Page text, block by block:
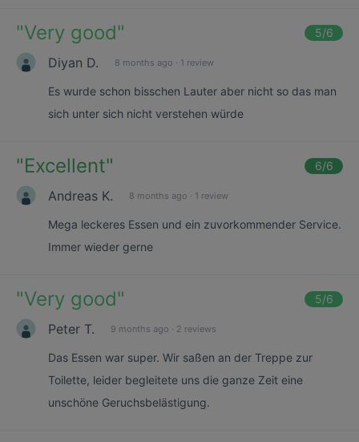
"Very good" 5/6
Diyan D. 8 months ago · 1 review
Es wurde schon bisschen Lauter aber nicht so das man
sich unter sich nicht verstehen würde
"Excellent" 6/6
Andreas K. 8 months ago · 1 review
Mega leckeres Essen und ein zuvorkommender Service.
Immer wieder gerne
"Very good" 5/6
Peter T. 9 months ago · 2 reviews
Das Essen war super. Wir saßen an der Treppe zur
Toilette, leider begleitete uns die ganze Zeit eine
unschöne Geruchsbelästigung.